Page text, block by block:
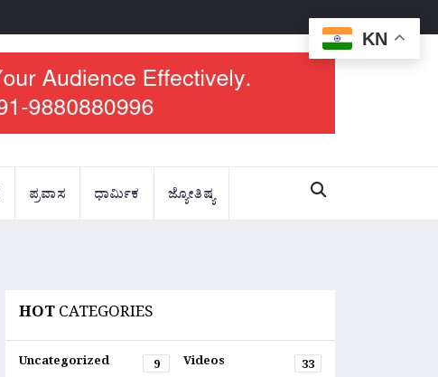
ಪ್ರವಾಸ ಧಾರ್ಮಿಕ ಜ್ಯೋತಿಷ್ಯ
HOTCATEGORIES
Uncategorized 9 Videos
33
KN